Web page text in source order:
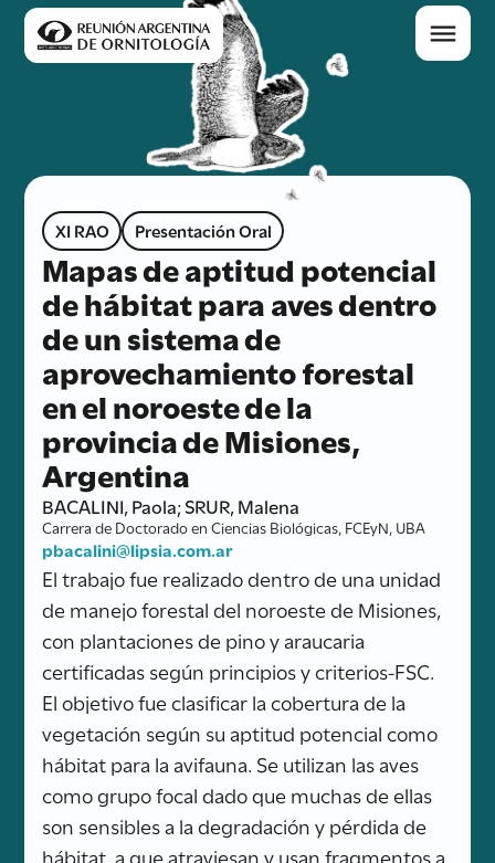
XI RAO Presentación Oral
Mapas de aptitud potencial
de hábitat para aves dentro
de un sistema de
aprovechamiento forestal
en el noroeste de la
provincia de Misiones,
Argentina
BACALINI, Paola; SRUR, Malena
Carrera de Doctorado en Ciencias Biológicas, FCEyN, UBA
pbacalini@lipsia.com.ar
El trabajo fue realizado dentro de una unidad
de manejo forestal del noroeste de Misiones,
con plantaciones de pino y araucaria
certificadas según principios y criterios-FSC.
El objetivo fue clasificar la cobertura de la
vegetación según su aptitud potencial como
hábitat para la avifauna. Se utilizan las aves
como grupo focal dado que muchas de ellas
son sensibles a la degradación y pérdida de
hábitat, a que atraviesan y usan fragmentos a